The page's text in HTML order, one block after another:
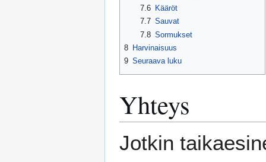
7.6
Kääröt
7.7 Sauvat
7.8 Sormukset
8 Harvinaisuus
9 Seuraava luku
Yhteys
Jotkin